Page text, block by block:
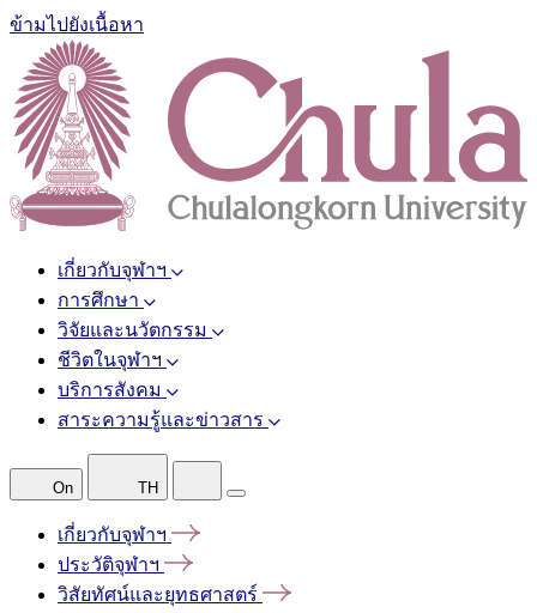
ข้ามไปยังเนื้อหา
เกี่ยวกับจุฬาฯ
การศึกษา
วิจัยและนวัตกรรม
ชีวิตในจุฬาฯ
บริการสังคม
สาระความรู้และข่าวสาร
On TH
เกี่ยวกับจุฬาฯ
ประวัติจุฬาฯ
วิสัยทัศน์และยุทธศาสตร์